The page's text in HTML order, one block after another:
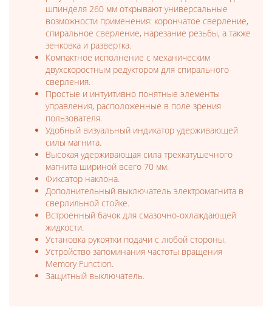
шпинделя 260 мм открывают универсальные
возможности применения: корончатое сверление,
спиральное сверление, нарезание резьбы, а также
зенковка и развертка.
Компактное исполнение с механическим
двухскоростным редуктором для спирального
сверления.
Простые и интуитивно понятные элементы
управления, расположенные в поле зрения
пользователя.
Удобный визуальный индикатор удерживающей
силы магнита.
Высокая удерживающая сила трехкатушечного
магнита шириной всего 70 мм.
Фиксатор наклона.
Дополнительный выключатель электромагнита в
сверлильной стойке.
Встроенный бачок для смазочно-охлаждающей
жидкости.
Установка рукоятки подачи с любой стороны.
Устройство запоминания частоты вращения
Memory Function.
Защитный выключатель.